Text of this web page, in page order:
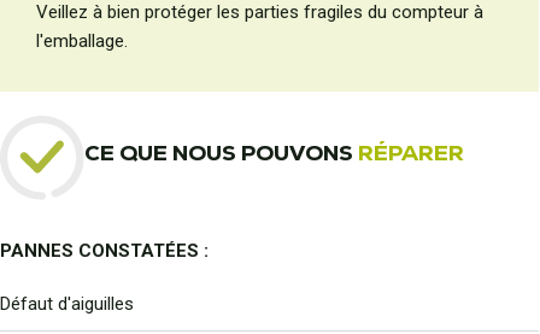
Veillez à bien protéger les parties fragiles du compteur à
l'emballage.
CE QUE NOUS POUVONS RÉPARER
PANNES CONSTATÉES :
Défaut d'aiguilles